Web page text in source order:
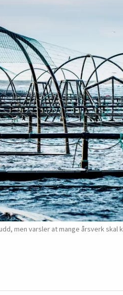
men varsler at mange årsverk skal